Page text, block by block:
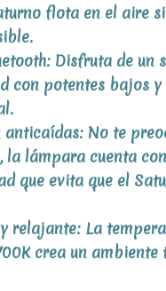
flota en el aire
Disfruta de un
con potentes bajos y
anticaídas: No te
la lámpara cuenta
que evita que el
relajante: La
crea un ambiente